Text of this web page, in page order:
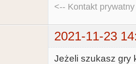
<-- Kontakt
2021-11-23
Jeżeli szukasz gry